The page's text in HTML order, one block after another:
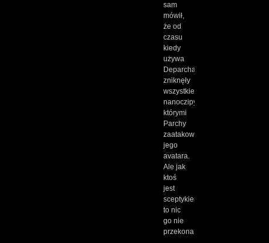
sam
mówił,
że od
czasu
kiedy
używa
Deparchatora,
zniknęły
wszystkie
nanoczipy,
którymi
Parchy
zaatakowały
jego
avatara.
Ale jak
ktoś
jest
sceptykiem,
to nic
go nie
przekona!